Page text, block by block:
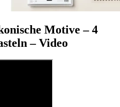
Motive – 4
– Video